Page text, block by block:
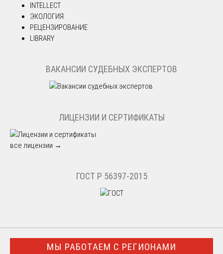
INTELLECT
ЭКОЛОГИЯ
РЕЦЕНЗИРОВАНИЕ
LIBRARY
ВАКАНСИИ СУДЕБНЫХ ЭКСПЕРТОВ
ЛИЦЕНЗИИ И СЕРТИФИКАТЫ
все лицензии →
ГОСТ Р 56397-2015
МЫ РАБОТАЕМ С РЕГИОНАМИ